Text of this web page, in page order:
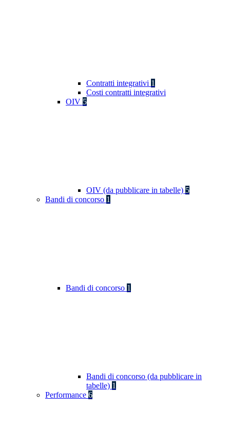
Contratti integrativi 1
Costi contratti integrativi
OIV 5
OIV (da pubblicare in tabelle) 5
Bandi di concorso 1
Bandi di concorso 1
Bandi di concorso (da pubblicare in
tabelle) 1
Performance 6